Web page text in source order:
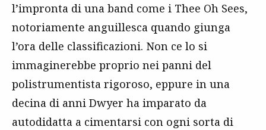
l’impronta di una band come i Thee Oh Sees,
notoriamente anguillesca quando giunga
l’ora delle classificazioni. Non ce lo si
immaginerebbe proprio nei panni del
polistrumentista rigoroso, eppure in una
decina di anni Dwyer ha imparato da
autodidatta a cimentarsi con ogni sorta di